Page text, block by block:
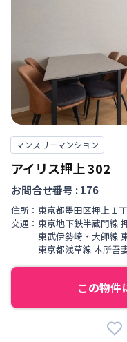
マンスリーマンション
アイリス押上302
お問合せ番号 :176
住所： 東京都墨田区押上 １
交通： 東京地下鉄半蔵門線
東武伊勢崎・大師線
東京都浅草線 本所吾
この物件